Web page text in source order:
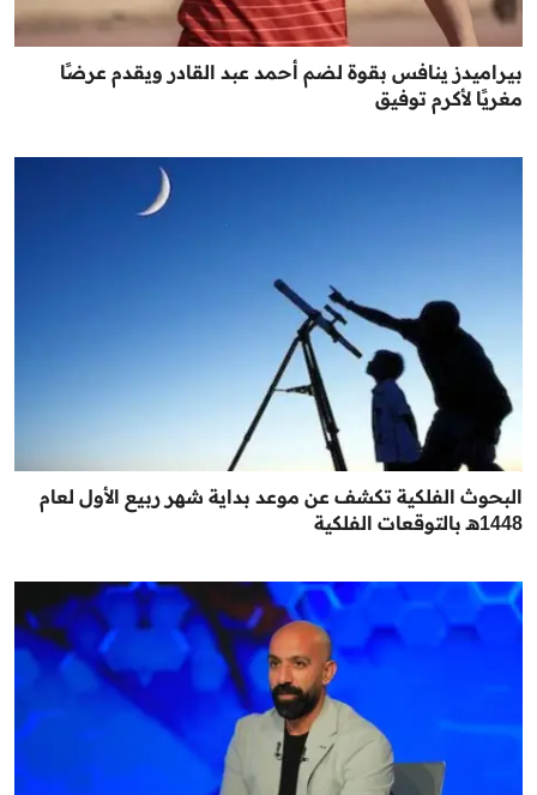
بيراميدز ينافس بقوة لضم أحمد عبد القادر ويقدم عرضًا
مغريًا لأكرم توفيق
البحوث الفلكية تكشف عن موعد بداية شهر ربيع الأول لعام
1448هـ بالتوقعات الفلكية